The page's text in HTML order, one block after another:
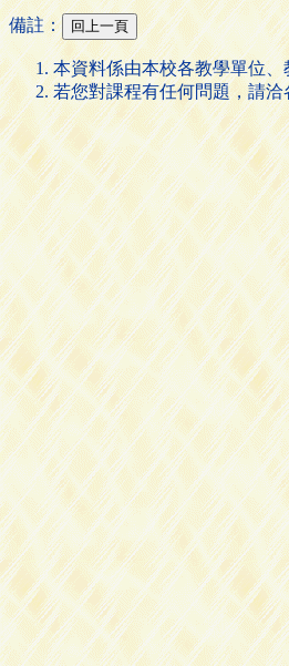
備註：
本資料係由本校各教學單位
若您對課程有任何問題，請洽